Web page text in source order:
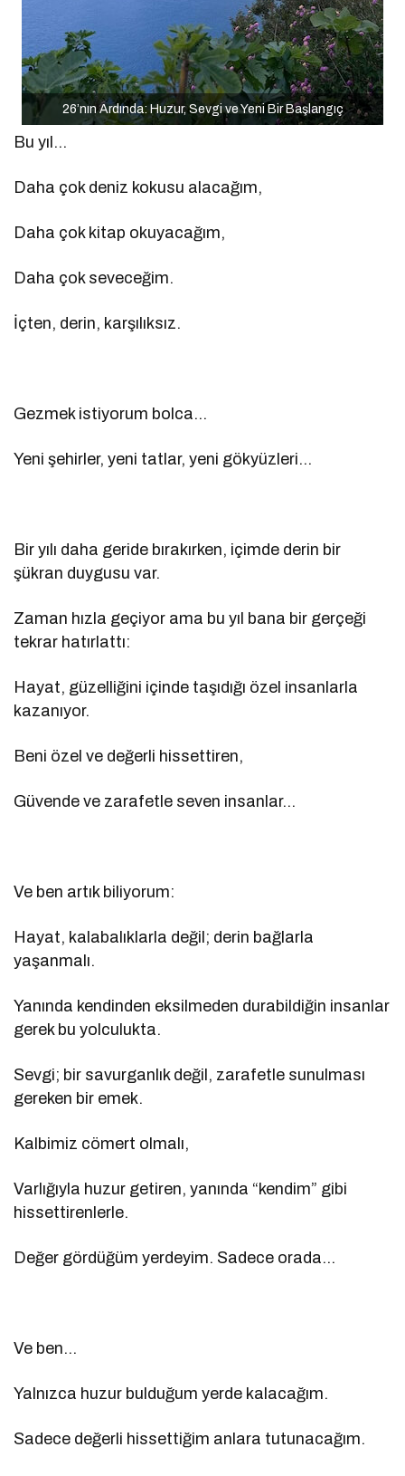
26’nın Ardında: Huzur, Sevgi ve Yeni Bir Başlangıç
Bu yıl…
Daha çok deniz kokusu alacağım,
Daha çok kitap okuyacağım,
Daha çok seveceğim.
İçten, derin, karşılıksız.
Gezmek istiyorum bolca…
Yeni şehirler, yeni tatlar, yeni gökyüzleri…
Bir yılı daha geride bırakırken, içimde derin bir
şükran duygusu var.
Zaman hızla geçiyor ama bu yıl bana bir gerçeği
tekrar hatırlattı:
Hayat, güzelliğini içinde taşıdığı özel insanlarla
kazanıyor.
Beni özel ve değerli hissettiren,
Güvende ve zarafetle seven insanlar…
Ve ben artık biliyorum:
Hayat, kalabalıklarla değil; derin bağlarla
yaşanmalı.
Yanında kendinden eksilmeden durabildiğin insanlar
gerek bu yolculukta.
Sevgi; bir savurganlık değil, zarafetle sunulması
gereken bir emek.
Kalbimiz cömert olmalı,
Varlığıyla huzur getiren, yanında “kendim” gibi
hissettirenlerle.
Değer gördüğüm yerdeyim. Sadece orada…
Ve ben…
Yalnızca huzur bulduğum yerde kalacağım.
Sadece değerli hissettiğim anlara tutunacağım.